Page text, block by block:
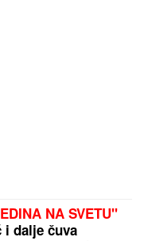
NA SVETU"
i dalje čuva